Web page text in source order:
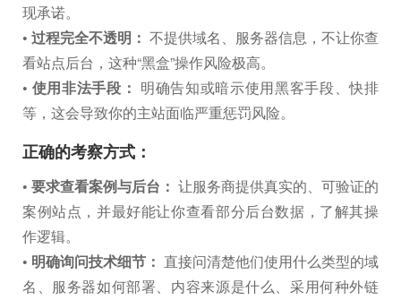
现承诺。
• 过程完全不透明： 不提供域名、服务器信息，不让你查
看站点后台，这种“黑盒”操作风险极高。
• 使用非法手段： 明确告知或暗示使用黑客手段、快排
等，这会导致你的主站面临严重惩罚风险。
正确的考察方式：
• 要求查看案例与后台： 让服务商提供真实的、可验证的
案例站点，并最好能让你查看部分后台数据，了解其操
作逻辑。
• 明确询问技术细节： 直接问清楚他们使用什么类型的域
名、服务器如何部署、内容来源是什么、采用何种外链